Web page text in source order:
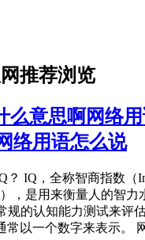
推荐浏览
么意思啊网络
络用语怎么说
？ IQ，全称智商指数（
，是用来衡量人的智力
规的认知能力测试来评
常以一个数字来表示。